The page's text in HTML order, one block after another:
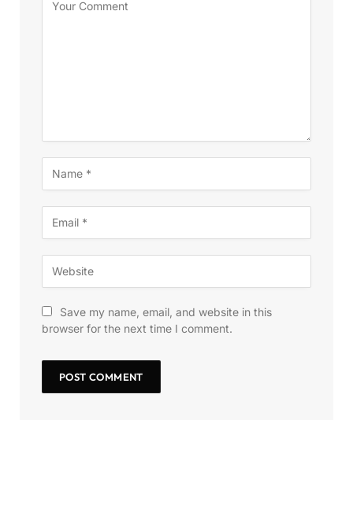
Save my name, email, and website in this
browser for the next time I comment.